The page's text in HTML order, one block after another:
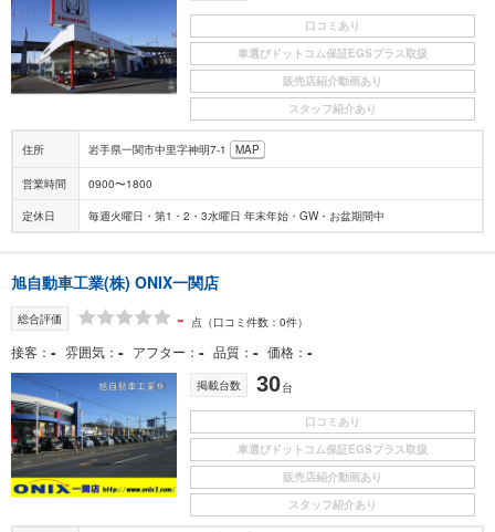
口コミあり
車選びドットコム保証EGSプラス取扱
販売店紹介動画あり
スタッフ紹介あり
住所 岩手県一関市中里字神明7-1 MAP
営業時間 0900〜1800
定休日 毎週火曜日・第1・2・3水曜日 年末年始・GW・お盆期間中
旭自動車工業(株) ONIX一関店
総合評価 - 点 （口コミ件数：0件）
接客 - 雰囲気 - アフター - 品質 - 価格 -
掲載台数 30台
口コミあり
車選びドットコム保証EGSプラス取扱
販売店紹介動画あり
スタッフ紹介あり